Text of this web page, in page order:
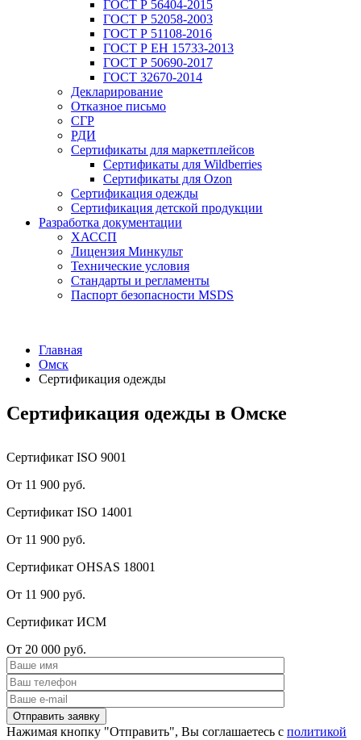
ГОСТ Р 56404-2015
ГОСТ Р 52058-2003
ГОСТ Р 51108-2016
ГОСТ Р ЕН 15733-2013
ГОСТ Р 50690-2017
ГОСТ 32670-2014
Декларирование
Отказное письмо
СГР
РДИ
Сертификаты для маркетплейсов
Сертификаты для Wildberries
Сертификаты для Ozon
Сертификация одежды
Сертификация детской продукции
Разработка документации
ХАССП
Лицензия Минкульт
Технические условия
Стандарты и регламенты
Паспорт безопасности MSDS
Главная
Омск
Сертификация одежды
Сертификация одежды в Омске
Сертификат ISO 9001
От 11 900 руб.
Сертификат ISO 14001
От 11 900 руб.
Сертификат OHSAS 18001
От 11 900 руб.
Сертификат ИСМ
От 20 000 руб.
Нажимая кнопку "Отправить", Вы соглашаетесь с политикой